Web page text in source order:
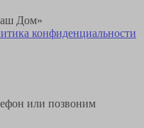
Дом»
конфиденциальности
или позвоним